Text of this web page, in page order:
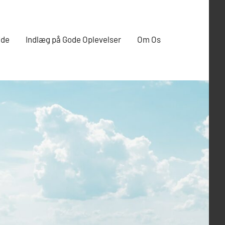
Indlæg på Gode Oplevelser Om Os